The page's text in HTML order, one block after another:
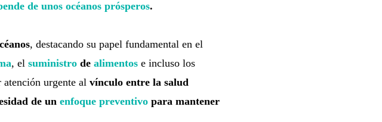
de unos océanos prósperos.
, destacando su papel fundamental en el
, el suministrode alimentos e incluso los
urgente alvínculo entre la salud
de un enfoque preventivopara mantener